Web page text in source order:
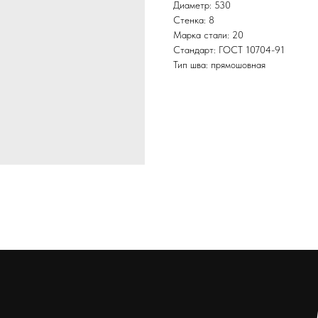
Диаметр: 530
Стенка: 8
Марка стали: 20
Стандарт: ГОСТ 10704-91
Тип шва: прямошовная